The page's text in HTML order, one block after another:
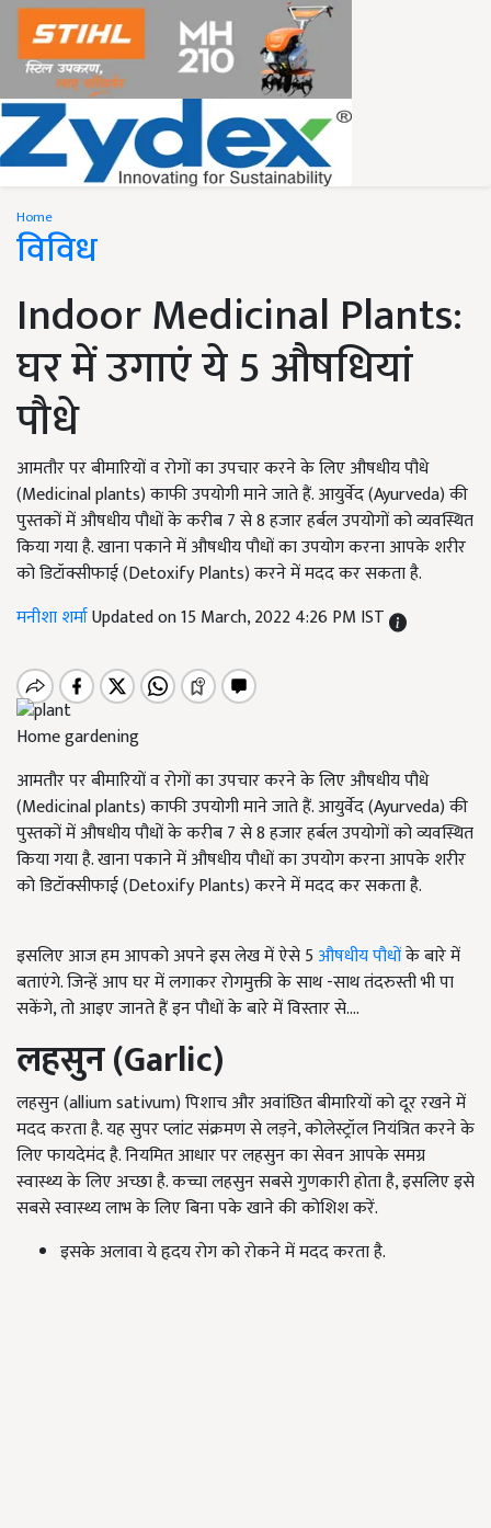
Home
विविध
Indoor Medicinal Plants:
घर में उगाएं ये 5 औषधियां
पौधे
आमतौर पर बीमारियों व रोगों का उपचार करने के लिए औषधीय पौधे
(Medicinal plants) काफी उपयोगी माने जाते हैं. आयुर्वेद (Ayurveda) की
पुस्तकों में औषधीय पौधों के करीब 7 से 8 हजार हर्बल उपयोगों को व्यवस्थित
किया गया है. खाना पकाने में औषधीय पौधों का उपयोग करना आपके शरीर
को डिटॉक्सीफाई (Detoxify Plants) करने में मदद कर सकता है.
मनीशा शर्माUpdated on 15 March, 2022 4:26 PM IST
Home gardening
आमतौर पर बीमारियों व रोगों का उपचार करने के लिए औषधीय पौधे
(Medicinal plants) काफी उपयोगी माने जाते हैं. आयुर्वेद (Ayurveda) की
पुस्तकों में औषधीय पौधों के करीब 7 से 8 हजार हर्बल उपयोगों को व्यवस्थित
किया गया है. खाना पकाने में औषधीय पौधों का उपयोग करना आपके शरीर
को डिटॉक्सीफाई (Detoxify Plants) करने में मदद कर सकता है.
इसलिए आज हम आपको अपने इस लेख में ऐसे 5औषधीय पौधोंके बारे में
बताएंगे. जिन्हें आप घर में लगाकर रोगमुक्ती के साथ -साथ तंदरुस्ती भी पा
सकेंगे, तो आइए जानते हैं इन पौधों के बारे में विस्तार से....
लहसुन(Garlic)
लहसुन (allium sativum) पिशाच और अवांछित बीमारियों को दूर रखने में
मदद करता है. यह सुपर प्लांट संक्रमण से लड़ने, कोलेस्ट्रॉल नियंत्रित करने के
लिए फायदेमंद है. नियमित आधार पर लहसुन का सेवन आपके समग्र
स्वास्थ्य के लिए अच्छा है. कच्चा लहसुन सबसे गुणकारी होता है, इसलिए इसे
सबसे स्वास्थ्य लाभ के लिए बिना पके खाने की कोशिश करें.
इसके अलावा ये हृदय रोग को रोकने में मदद करता है.